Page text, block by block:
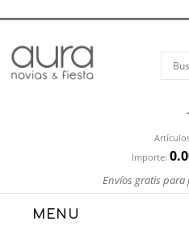
Importe:
Envíos gratis
MENU